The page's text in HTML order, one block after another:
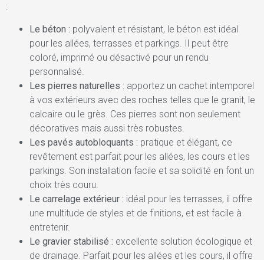
:
Le béton : polyvalent et résistant, le béton est idéal
pour les allées, terrasses et parkings. Il peut être
coloré, imprimé ou désactivé pour un rendu
personnalisé.
Les pierres naturelles : apportez un cachet intemporel
à vos extérieurs avec des roches telles que le granit, le
calcaire ou le grès. Ces pierres sont non seulement
décoratives mais aussi très robustes.
Les pavés autobloquants : pratique et élégant, ce
revêtement est parfait pour les allées, les cours et les
parkings. Son installation facile et sa solidité en font un
choix très couru.
Le carrelage extérieur : idéal pour les terrasses, il offre
une multitude de styles et de finitions, et est facile à
entretenir.
Le gravier stabilisé : excellente solution écologique et
de drainage. Parfait pour les allées et les cours, il offre